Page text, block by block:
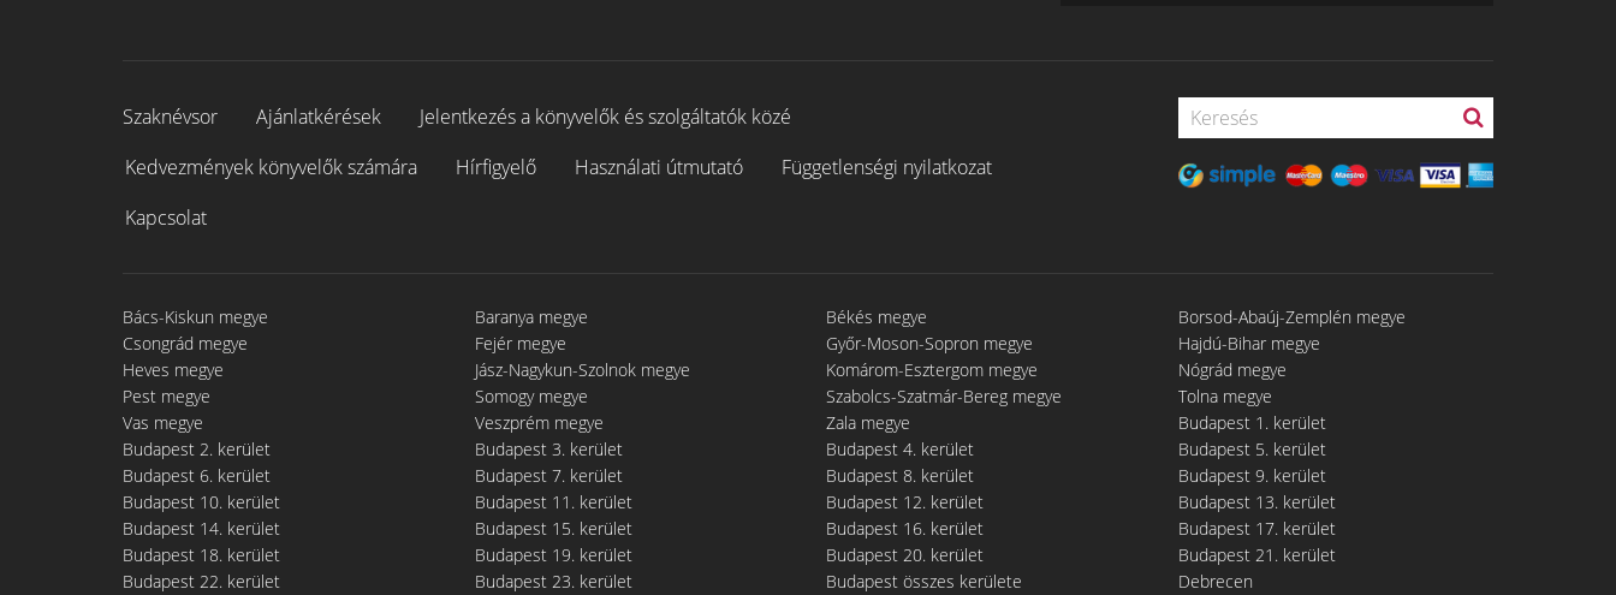
Szaknévsor Ajánlatkérések
Jelentkezés a könyvelők és szolgáltatók közé
Kedvezmények könyvelők számára
Hírfigyelő Használati útmutató
Függetlenségi nyilatkozat
Kapcsolat
Bács-Kiskun megye Baranya megye Békés megye
Borsod-Abaúj-Zemplén megye
Csongrád megye
Fejér megye Győr-Moson-Sopron megye
Hajdú-Bihar megye
Heves megye
Jász-Nagykun-Szolnok megye Komárom-Esztergom megye
Nógrád megye
Pest megye
Somogy megye Szabolcs-Szatmár-Bereg megye
Tolna megye
Vas megye
Veszprém megye Zala megye
Budapest 1. kerület
Budapest 2. kerület
Budapest 3. kerület Budapest 4. kerület
Budapest 5. kerület
Budapest 6. kerület
Budapest 7. kerület Budapest 8. kerület
Budapest 9. kerület
Budapest 10. kerület
Budapest 11. kerület Budapest 12. kerület
Budapest 13. kerület
Budapest 14. kerület
Budapest 15. kerület Budapest 16. kerület
Budapest 17. kerület
Budapest 18. kerület
Budapest 19. kerület Budapest 20. kerület
Budapest 21. kerület
Budapest 22. kerület
Budapest 23. kerület Budapest összes kerülete Debrecen